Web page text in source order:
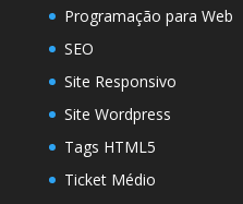
Programação para Web
SEO
Site Responsivo
Site Wordpress
Tags HTML5
Ticket Médio